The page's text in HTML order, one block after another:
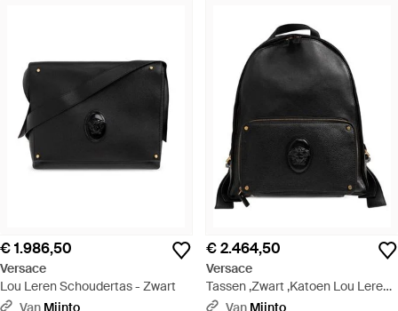
€ 1.986,50
Versace
Lou Leren Schoudertas - Zwart
Van Miinto
€ 2.464,50
Versace
Tassen ,Zwart ,Katoen Lou Leren
Rugzak - Zwart
Van Miinto